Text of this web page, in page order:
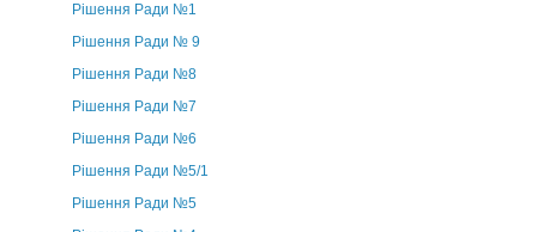
Рішення Ради №1
Рішення Ради № 9
Рішення Ради №8
Рішення Ради №7
Рішення Ради №6
Рішення Ради №5/1
Рішення Ради №5